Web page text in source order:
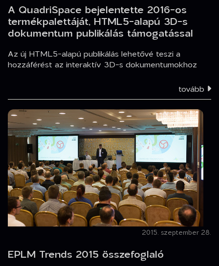
A QuadriSpace bejelentette 2016-os
termékpalettáját, HTML5-alapú 3D-s
dokumentum publikálás támogatással
Az új HTML5-alapú publikálás lehetővé teszi a
hozzáférést az interaktív 3D-s dokumentumokhoz
tovább
2015. szeptember 28.
EPLM Trends 2015 összefoglaló